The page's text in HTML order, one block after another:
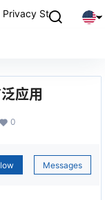
Privacy Statement
应用
0
Messages